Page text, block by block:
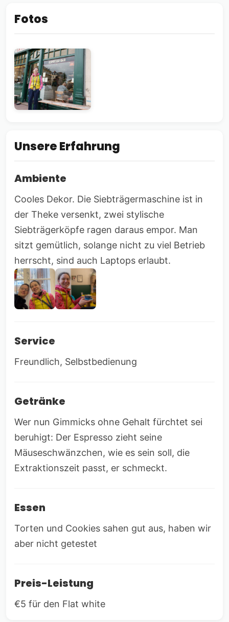
Fotos
Unsere Erfahrung
Ambiente
Cooles Dekor. Die Siebträgermaschine ist in
der Theke versenkt, zwei stylische
Siebträgerköpfe ragen daraus empor. Man
sitzt gemütlich, solange nicht zu viel Betrieb
herrscht, sind auch Laptops erlaubt.
Service
Freundlich, Selbstbedienung
Getränke
Wer nun Gimmicks ohne Gehalt fürchtet sei
beruhigt: Der Espresso zieht seine
Mäuseschwänzchen, wie es sein soll, die
Extraktionszeit passt, er schmeckt.
Essen
Torten und Cookies sahen gut aus, haben wir
aber nicht getestet
Preis-Leistung
€5 für den Flat white